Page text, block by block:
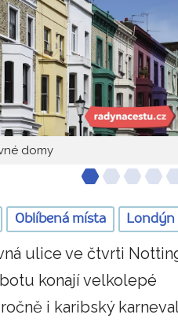
domy
Oblíbená místa Londýn
ulice ve čtvrti
konají velkolepé
i karibský